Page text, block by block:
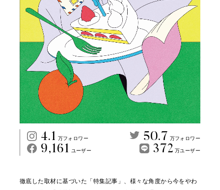
4.1 万フォロワー 50.7 万フォロワー
9,161 ユーザー 372 万ユーザー
徹底した取材に基づいた「特集記事」、様々な角度から今をやわ